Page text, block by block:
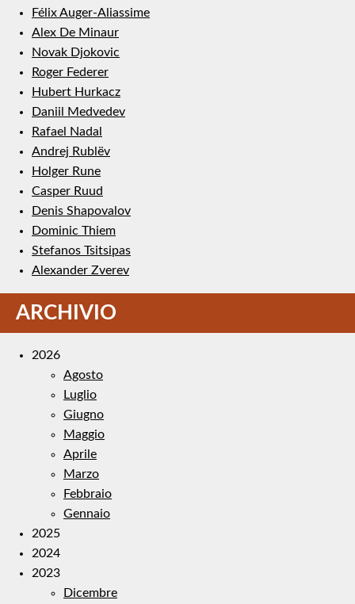
Félix Auger-Aliassime
Alex De Minaur
Novak Djokovic
Roger Federer
Hubert Hurkacz
Daniil Medvedev
Rafael Nadal
Andrej Rublëv
Holger Rune
Casper Ruud
Denis Shapovalov
Dominic Thiem
Stefanos Tsitsipas
Alexander Zverev
ARCHIVIO
2026
Agosto
Luglio
Giugno
Maggio
Aprile
Marzo
Febbraio
Gennaio
2025
2024
2023
Dicembre